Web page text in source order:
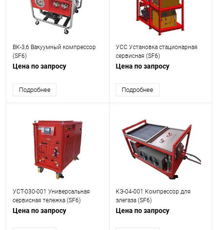
ВК-3,6 Вакуумный компрессор
(SF6)
Цена по запросу
Подробнее
УСС Установка стационарная
сервисная (SF6)
Цена по запросу
Подробнее
УСТ-030-001 Универсальная
сервисная тележка (SF6)
Цена по запросу
КЭ-04-001 Компрессор для
элегаза (SF6)
Цена по запросу